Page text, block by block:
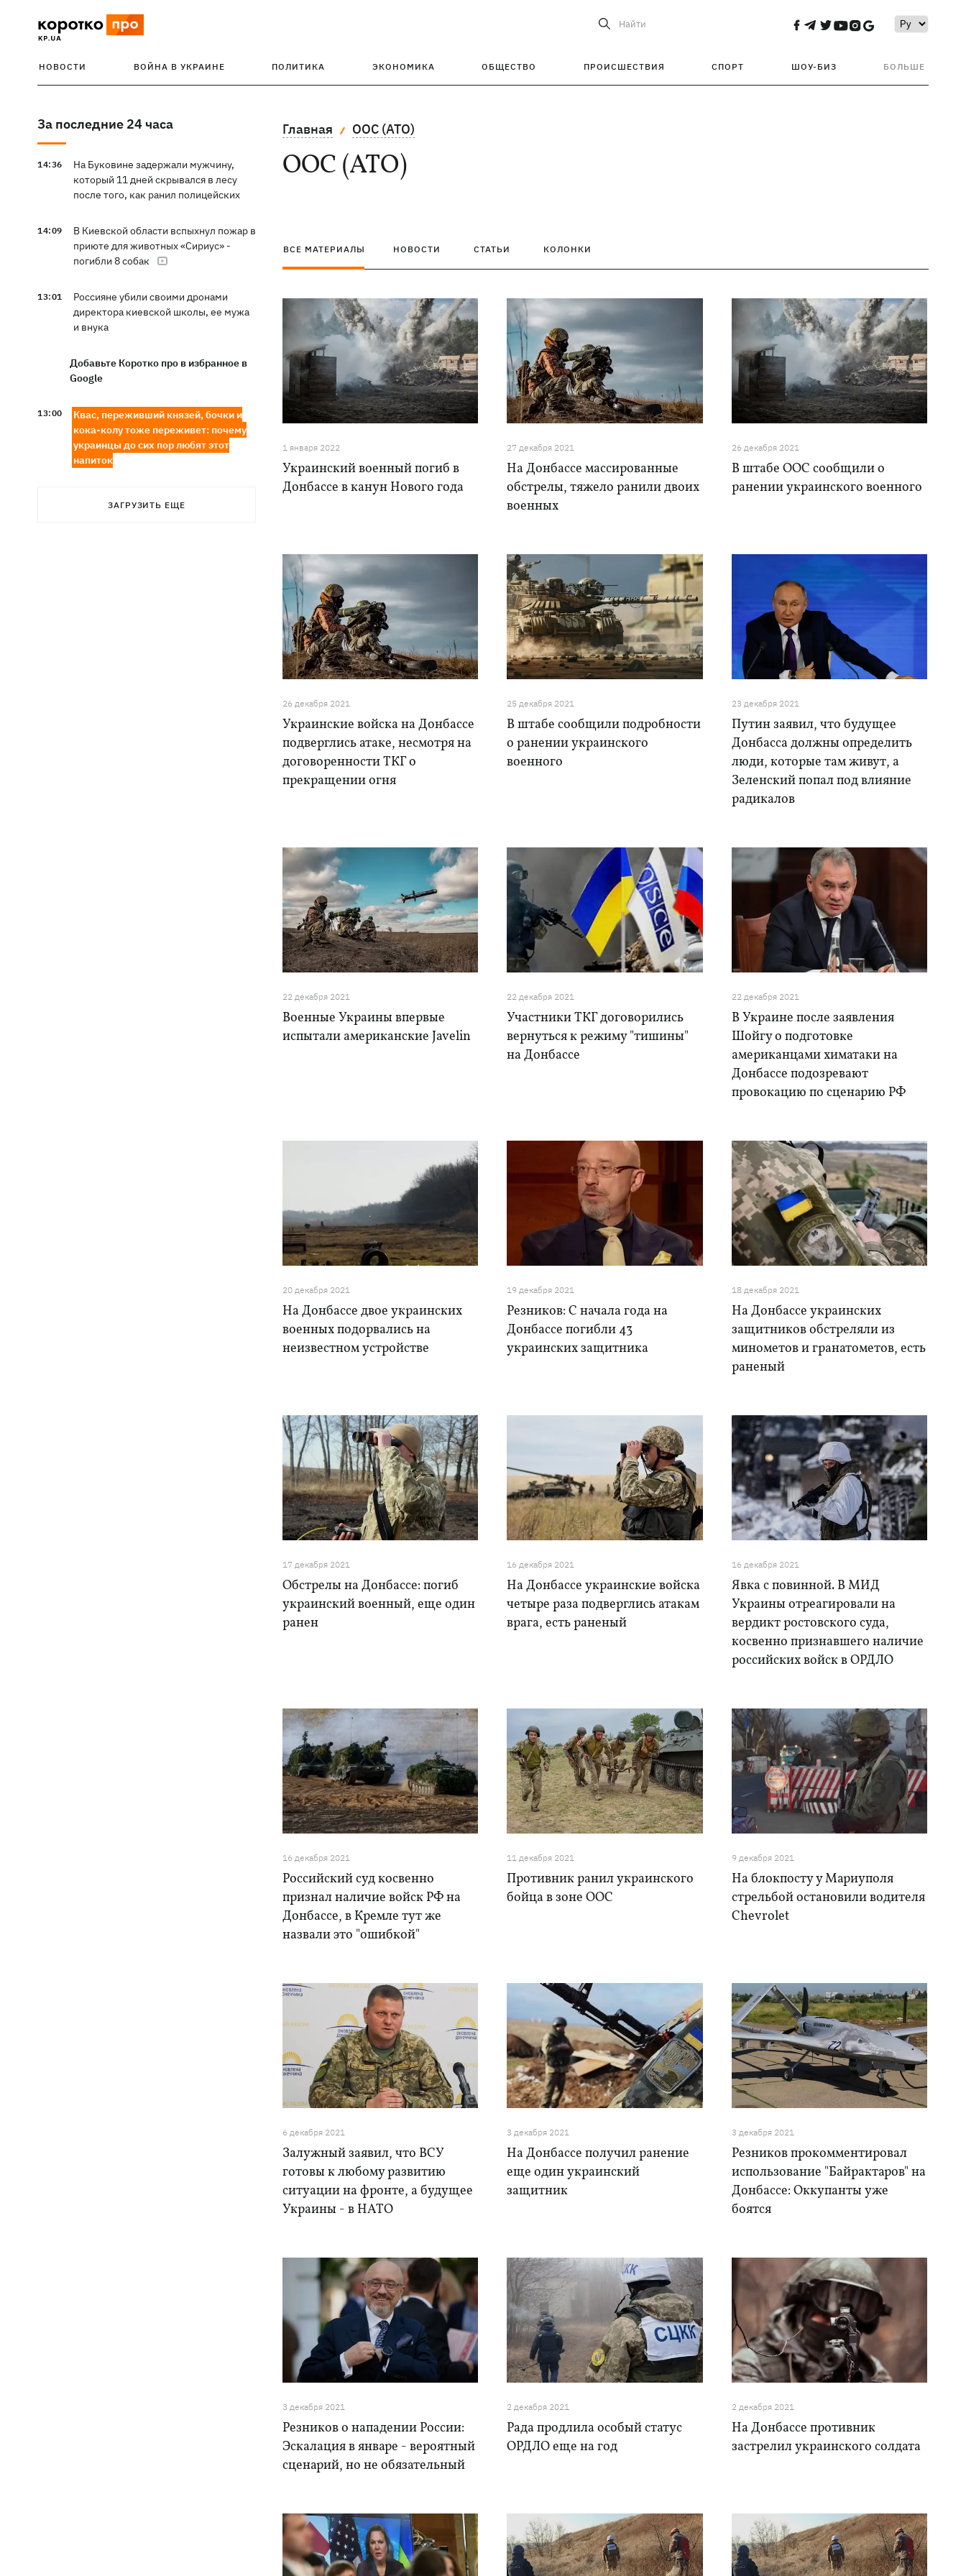
Найти
НОВОСТИ ВОЙНА В УКРАИНЕ ПОЛИТИКА ЭКОНОМИКА ОБЩЕСТВО ПРОИСШЕСТВИЯ СПОРТ ШОУ-БИЗ БОЛЬШЕ
За последние 24 часа
14:36
На Буковине задержали мужчину,
который 11 дней скрывался в лесу
после того, как ранил полицейских
14:09
В Киевской области вспыхнул пожар в
приюте для животных «Сириус» -
погибли 8 собак
13:01
Россияне убили своими дронами
директора киевской школы, ее мужа
и внука
Добавьте Коротко про в избранное в
Google
13:00
Квас, переживший князей, бочки и
кока-колу тоже переживет: почему
украинцы до сих пор любят этот
напиток
Ильского и Сызранского НПЗ, а также
ЗАГРУЗИТЬ ЕЩЕ
Главная ООС (АТО)
ООС (АТО)
ВСЕ МАТЕРИАЛЫ НОВОСТИ СТАТЬИ КОЛОНКИ
1 января 2022
Украинский военный погиб в
Донбассе в канун Нового года
27 декабря 2021
На Донбассе массированные
обстрелы, тяжело ранили двоих
военных
26 декабря 2021
В штабе ООС сообщили о
ранении украинского военного
26 декабря 2021
Украинские войска на Донбассе
подверглись атаке, несмотря на
договоренности ТКГ о
прекращении огня
25 декабря 2021
В штабе сообщили подробности
о ранении украинского
военного
23 декабря 2021
Путин заявил, что будущее
Донбасса должны определить
люди, которые там живут, а
Зеленский попал под влияние
радикалов
22 декабря 2021
Военные Украины впервые
испытали американские Javelin
22 декабря 2021
Участники ТКГ договорились
вернуться к режиму "тишины"
на Донбассе
22 декабря 2021
В Украине после заявления
Шойгу о подготовке
американцами химатаки на
Донбассе подозревают
провокацию по сценарию РФ
20 декабря 2021
На Донбассе двое украинских
военных подорвались на
неизвестном устройстве
19 декабря 2021
Резников: С начала года на
Донбассе погибли 43
украинских защитника
18 декабря 2021
На Донбассе украинских
защитников обстреляли из
минометов и гранатометов, есть
раненый
17 декабря 2021
Обстрелы на Донбассе: погиб
украинский военный, еще один
ранен
16 декабря 2021
На Донбассе украинские войска
четыре раза подверглись атакам
врага, есть раненый
16 декабря 2021
Явка с повинной. В МИД
Украины отреагировали на
вердикт ростовского суда,
косвенно признавшего наличие
российских войск в ОРДЛО
16 декабря 2021
Российский суд косвенно
признал наличие войск РФ на
Донбассе, в Кремле тут же
назвали это "ошибкой"
11 декабря 2021
Противник ранил украинского
бойца в зоне ООС
9 декабря 2021
На блокпосту у Мариуполя
стрельбой остановили водителя
Chevrolet
6 декабря 2021
Залужный заявил, что ВСУ
готовы к любому развитию
ситуации на фронте, а будущее
Украины - в НАТО
3 декабря 2021
На Донбассе получил ранение
еще один украинский
защитник
3 декабря 2021
Резников прокомментировал
использование "Байрактаров" на
Донбассе: Оккупанты уже
боятся
3 декабря 2021
Резников о нападении России:
Эскалация в январе - вероятный
сценарий, но не обязательный
2 декабря 2021
Рада продлила особый статус
ОРДЛО еще на год
2 декабря 2021
На Донбассе противник
застрелил украинского солдата